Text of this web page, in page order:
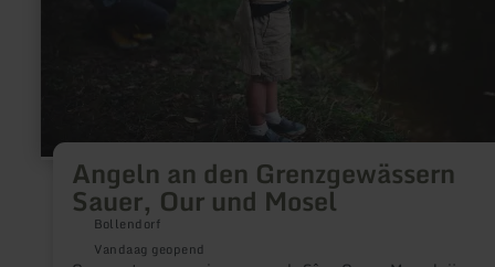
Angeln an den Grenzgewässern
Sauer, Our und Mosel
Bollendorf
Vandaag geopend